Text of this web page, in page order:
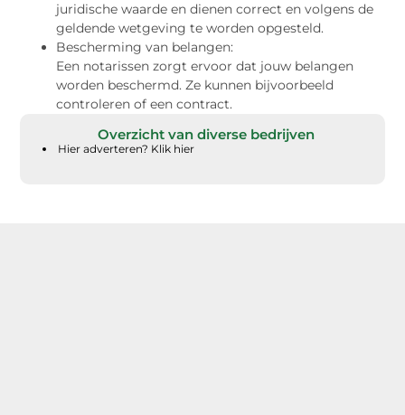
juridische waarde en dienen correct en volgens de
geldende wetgeving te worden opgesteld.
Bescherming van belangen:
Een notarissen zorgt ervoor dat jouw belangen
worden beschermd. Ze kunnen bijvoorbeeld
controleren of een contract.
Overzicht van diverse bedrijven
Hier adverteren? Klik hier